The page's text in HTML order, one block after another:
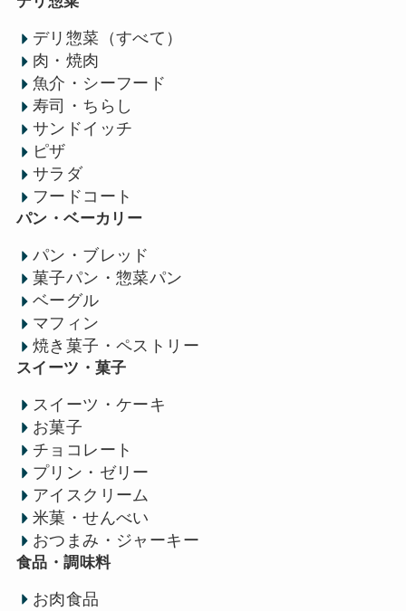
デリ惣菜（すべて）
肉・焼肉
魚介・シーフード
寿司・ちらし
サンドイッチ
ピザ
サラダ
フードコート
パン・ベーカリー
パン・ブレッド
菓子パン・惣菜パン
ベーグル
マフィン
焼き菓子・ペストリー
スイーツ・菓子
スイーツ・ケーキ
お菓子
チョコレート
プリン・ゼリー
アイスクリーム
米菓・せんべい
おつまみ・ジャーキー
食品・調味料
お肉食品